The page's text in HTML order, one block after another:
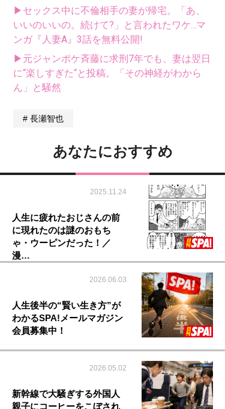
▶セックス中に不倫相手の妻が帰宅。「あ、
いいのいいの。続けて?」と言われたワケ...マ
ンガ『人妻A』3話を無料公開!
▶元ジャンポケ斉藤に求刑7年でも、妻は翌日
に“楽しすぎた“と投稿。「その神経がわから
ん」と騒然
長瀬智也
あなたにおすすめ
2025.11.24
人生に疲れたおじさんの前
に現れたのは謎のおもち
ゃ・ウーピンだった！／
漫…
2026.06.03
人生後半の“賢い生き方”が
わかるSPA!メールマガジン
会員募集中！
2026.05.02
新幹線で大騒ぎする外国人
親子にコーヒーをこぼされ